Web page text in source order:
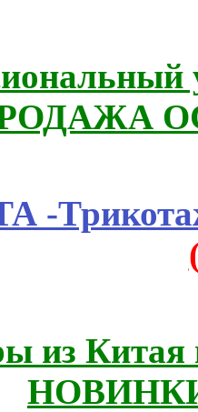
-
из Китая